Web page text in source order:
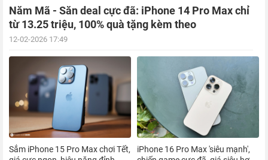
Năm Mã - Săn deal cực đã: iPhone 14 Pro Max chỉ
từ 13.25 triệu, 100% quà tặng kèm theo
12-02-2026 17:49
Sắm iPhone 15 Pro Max chơi Tết,
iPhone 16 Pro Max 'siêu mạnh',